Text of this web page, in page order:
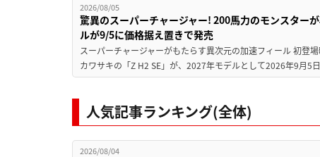
2026/08/05
驚異のスーパーチャージャー! 200馬力のモンスター
ルが9/5に価格据え置きで発売
スーパーチャージャーがもたらす異次元の加速フィール 初登
カワサキの「Z H2 SE」が、2027年モデルとして2026年9月5
人気記事ランキング(全体)
2026/08/04